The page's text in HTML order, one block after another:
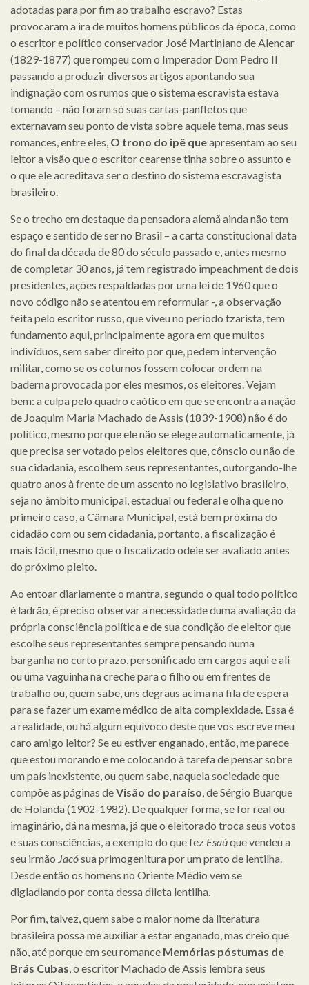
adotadas para por fim ao trabalho escravo? Estas
provocaram a ira de muitos homens públicos da época, como
o escritor e político conservador José Martiniano de Alencar
(1829-1877) que rompeu com o Imperador Dom Pedro II
passando a produzir diversos artigos apontando sua
indignação com os rumos que o sistema escravista estava
tomando – não foram só suas cartas-panfletos que
externavam seu ponto de vista sobre aquele tema, mas seus
romances, entre eles, O trono do ipê queapresentam ao seu
leitor a visão que o escritor cearense tinha sobre o assunto e
o que ele acreditava ser o destino do sistema escravagista
brasileiro.
Se o trecho em destaque da pensadora alemã ainda não tem
espaço e sentido de ser no Brasil – a carta constitucional data
do final da década de 80 do século passado e, antes mesmo
de completar 30 anos, já tem registrado impeachment de dois
presidentes, ações respaldadas por uma lei de 1960 que o
novo código não se atentou em reformular -, a observação
feita pelo escritor russo, que viveu no período tzarista, tem
fundamento aqui, principalmente agora em que muitos
indivíduos, sem saber direito por que, pedem intervenção
militar, como se os coturnos fossem colocar ordem na
baderna provocada por eles mesmos, os eleitores. Vejam
bem: a culpa pelo quadro caótico em que se encontra a nação
de Joaquim Maria Machado de Assis (1839-1908) não é do
político, mesmo porque ele não se elege automaticamente, já
que precisa ser votado pelos eleitores que, cônscio ou não de
sua cidadania, escolhem seus representantes, outorgando-lhe
quatro anos à frente de um assento no legislativo brasileiro,
seja no âmbito municipal, estadual ou federal e olha que no
primeiro caso, a Câmara Municipal, está bem próxima do
cidadão com ou sem cidadania, portanto, a fiscalização é
mais fácil, mesmo que o fiscalizado odeie ser avaliado antes
do próximo pleito.
Ao entoar diariamente o mantra, segundo o qual todo político
é ladrão, é preciso observar a necessidade duma avaliação da
própria consciência política e de sua condição de eleitor que
escolhe seus representantes sempre pensando numa
barganha no curto prazo, personificado em cargos aqui e ali
ou uma vaguinha na creche para o filho ou em frentes de
trabalho ou, quem sabe, uns degraus acima na fila de espera
para se fazer um exame médico de alta complexidade. Essa é
a realidade, ou há algum equívoco deste que vos escreve meu
caro amigo leitor? Se eu estiver enganado, então, me parece
que estou morando e me colocando à tarefa de pensar sobre
um país inexistente, ou quem sabe, naquela sociedade que
compõe as páginas deVisão do paraíso , de Sérgio Buarque
de Holanda (1902-1982). De qualquer forma, se for real ou
imaginário, dá na mesma, já que o eleitorado troca seus votos
e suas consciências, a exemplo do que fez Esaúque vendeu a
seu irmão Jacósua primogenitura por um prato de lentilha.
Desde então os homens no Oriente Médio vem se
digladiando por conta dessa dileta lentilha.
Por fim, talvez, quem sabe o maior nome da literatura
brasileira possa me auxiliar a estar enganado, mas creio que
não, até porque em seu romance Memórias póstumas de
Brás Cubas , o escritor Machado de Assis lembra seus